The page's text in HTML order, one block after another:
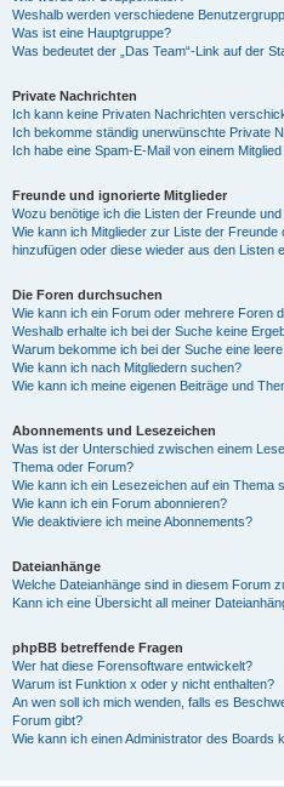
Weshalb werden verschiedene
Was ist eine Hauptgruppe?
Was bedeutet der „Das Team“-Link auf der
Private Nachrichten
Ich kann keine Privaten Nachrichten
Ich bekomme ständig unerwünschte Private
Ich habe eine Spam-E-Mail von einem
Freunde und ignorierte Mitglieder
Wozu benötige ich die Listen der Freunde
Wie kann ich Mitglieder zur Liste der
hinzufügen oder diese wieder aus den Listen
Die Foren durchsuchen
Wie kann ich ein Forum oder mehrere Foren
Weshalb erhalte ich bei der Suche keine
Warum bekomme ich bei der Suche eine
Wie kann ich nach Mitgliedern suchen?
Wie kann ich meine eigenen Beiträge und
Abonnements und Lesezeichen
Was ist der Unterschied zwischen einem
Thema oder Forum?
Wie kann ich ein Lesezeichen auf ein Thema
Wie kann ich ein Forum abonnieren?
Wie deaktiviere ich meine Abonnements?
Dateianhänge
Welche Dateianhänge sind in diesem Forum
Kann ich eine Übersicht all meiner
phpBB betreffende Fragen
Wer hat diese Forensoftware entwickelt?
Warum ist Funktion x oder y nicht enthalten?
An wen soll ich mich wenden, falls es
Forum gibt?
Wie kann ich einen Administrator des Boards